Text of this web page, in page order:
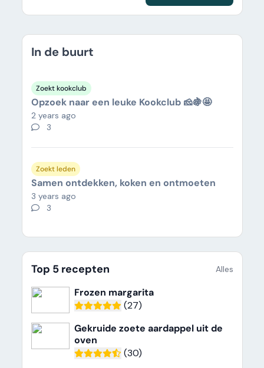
In de buurt
Zoekt kookclub
Opzoek naar een leuke Kookclub 🧀🍇🤩
2 years ago
3
Zoekt leden
Samen ontdekken, koken en ontmoeten
3 years ago
3
Top 5 recepten Alles
Frozen margarita
(27)
Gekruide zoete aardappel uit de
oven
(30)